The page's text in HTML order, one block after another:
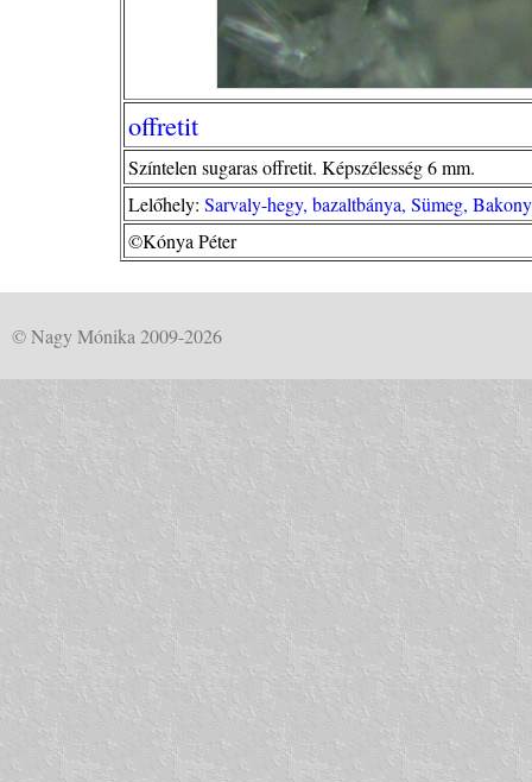
offretit
Színtelen sugaras offretit. Képszélesség 6 mm.
Lelőhely: Sarvaly-hegy, bazaltbánya, Sümeg,
©Kónya Péter
© Nagy Mónika 2009-2026